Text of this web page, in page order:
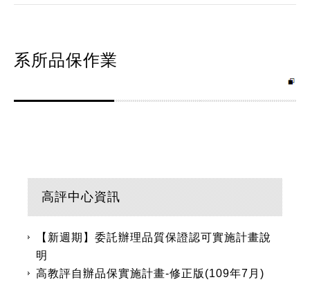
系所品保作業
高評中心資訊
【新週期】委託辦理品質保證認可實施計畫說
明
高教評自辦品保實施計畫-修正版(109年7月)